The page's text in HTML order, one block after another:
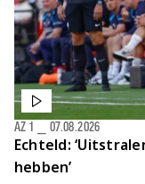
Echteld:
hebben’
AZ 1 07.08.2026